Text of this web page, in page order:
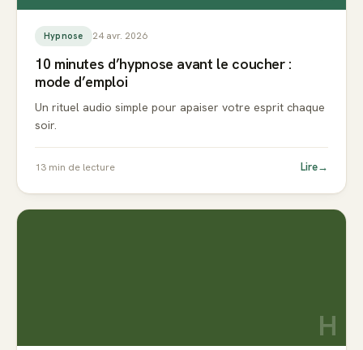
Hypnose 24 avr. 2026
10 minutes d’hypnose avant le coucher :
mode d’emploi
Un rituel audio simple pour apaiser votre esprit chaque
soir.
13 min de lecture Lire→
H